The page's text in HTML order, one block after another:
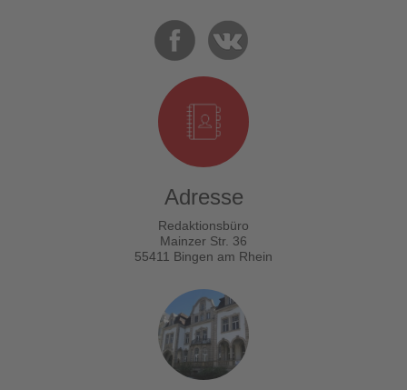
Adresse
Redaktionsbüro
Mainzer Str. 36
55411 Bingen am Rhein